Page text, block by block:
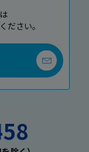
ださい。